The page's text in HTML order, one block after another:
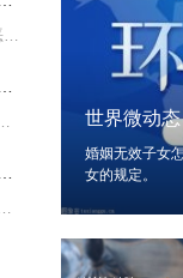
您好：请问
2023-05-04
外国旅游签
2023-05-04
我可以在苏州
2023-05-04
婚姻无效子女
女的规定。